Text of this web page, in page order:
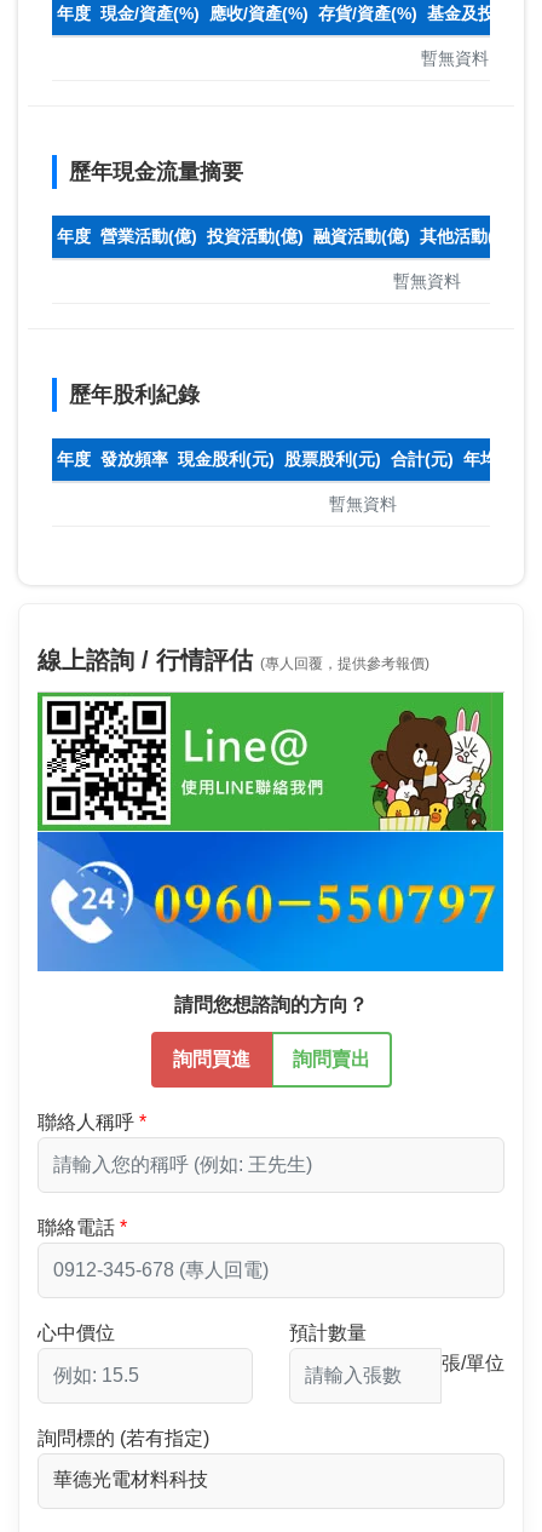
年度 現金/資產(%) 應收/資產(%) 存貨/資產(%) 基金及投資(%)
暫無資料
歷年現金流量摘要
年度 營業活動(億) 投資活動(億) 融資活動(億) 其他活動(億)
暫無資料
歷年股利紀錄
年度 發放頻率 現金股利(元) 股票股利(元) 合計(元) 年均收盤
暫無資料
線上諮詢 / 行情評估 (專人回覆，提供參考報價)
請問您想諮詢的方向？
詢問買進 詢問賣出
聯絡人稱呼
聯絡電話
心中價位
預計數量
張/單位
詢問標的 (若有指定)